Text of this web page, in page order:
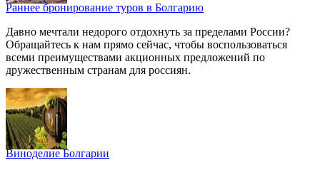
Раннее бронирование туров в Болгарию
Давно мечтали недорого отдохнуть за пределами России?
Обращайтесь к нам прямо сейчас, чтобы воспользоваться
всеми преимуществами акционных предложений по
дружественным странам для россиян.
Виноделие Болгарии